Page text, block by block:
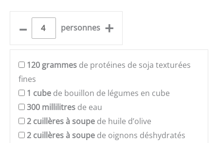
– personnes +
120 grammes de protéines de soja texturées
fines
1 cube de bouillon de légumes en cube
300 millilitres de eau
2 cuillères à soupe de huile d’olive
2 cuillères à soupe de oignons déshydratés